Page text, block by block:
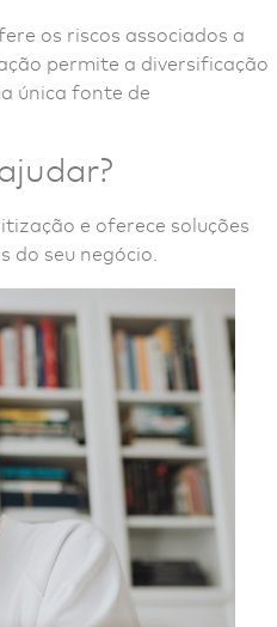
os riscos associados a
permite a diversificação
única fonte de
e oferece soluções
do seu negócio.